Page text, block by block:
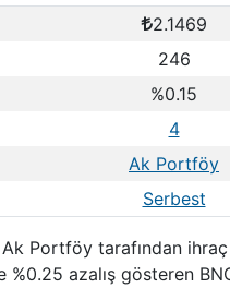
2.1469
246
%0.15
4
Ak Portföy
Serbest
Portföy tarafından
%0.25 azalış gösteren